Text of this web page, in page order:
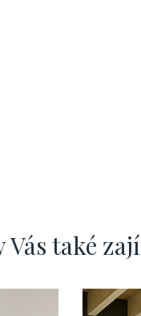
Vás také